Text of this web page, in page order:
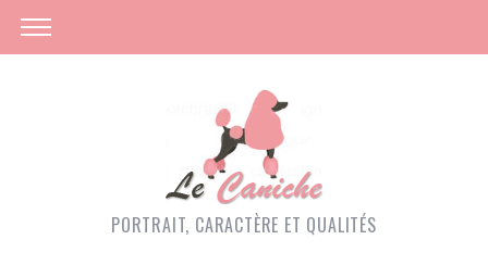
PORTRAIT, CARACTÈRE ET QUALITÉS